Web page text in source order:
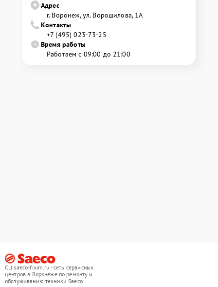
Адрес
г. Воронеж, ул. Ворошилова, 1А
Контакты
+7 (495) 023-73-25
Время работы
Работаем с 09:00 до 21:00
СЦ saeco-fixim.ru - сеть сервисных
центров в Воронеже по ремонту и
обслуживанию техники Saeco